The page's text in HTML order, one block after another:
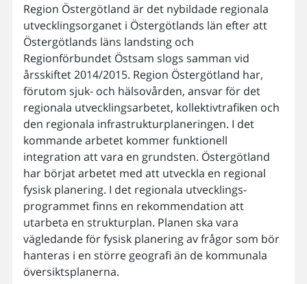
Region Östergötland är det nybildade regionala
utvecklingsorganet i Östergötlands län efter att
Östergötlands läns landsting och
Regionförbundet Östsam slogs samman vid
årsskiftet 2014/2015. Region Östergötland har,
förutom sjuk- och hälsovården, ansvar för det
regionala utvecklingsarbetet, kollektivtrafiken och
den regionala infrastrukturplaneringen. I det
kommande arbetet kommer funktionell
integration att vara en grundsten. Östergötland
har börjat arbetet med att utveckla en regional
fysisk planering. I det regionala utvecklings-
programmet finns en rekommendation att
utarbeta en strukturplan. Planen ska vara
vägledande för fysisk planering av frågor som bör
hanteras i en större geografi än de kommunala
översiktsplanerna.